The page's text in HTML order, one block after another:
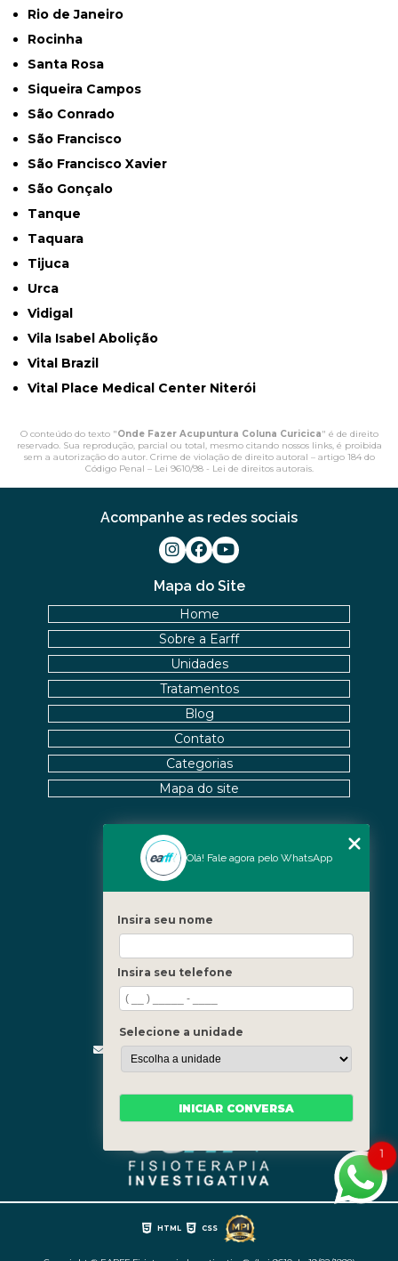
Rio de Janeiro
Rocinha
Santa Rosa
Siqueira Campos
São Conrado
São Francisco
São Francisco Xavier
São Gonçalo
Tanque
Taquara
Tijuca
Urca
Vidigal
Vila Isabel Abolição
Vital Brazil
Vital Place Medical Center Niterói
O conteúdo do texto "Onde Fazer Acupuntura Coluna Curicica" é de direito
reservado. Sua reprodução, parcial ou total, mesmo citando nossos links, é proibida
sem a autorização do autor. Crime de violação de direito autoral – artigo 184 do
Código Penal – Lei 9610/98 - Lei de direitos autorais.
Fale Conosco
(21) 3619-5657
(21) 99390-3850
contato@fisioterapiainvestigativa.com
Segunda a sexta, das 7h às 21h
Nossas Unidades
Barra - Rio de Janeiro
Mapa do Site
Home
Sobre a Earff
Unidades
Tratamentos
Blog
Contato
Categorias
Mapa do site
Acompanhe as redes sociais
HTML CSS
1
Olá! Fale agora pelo WhatsApp
Insira seu nome
Insira seu telefone
Selecione a unidade
INICIAR CONVERSA